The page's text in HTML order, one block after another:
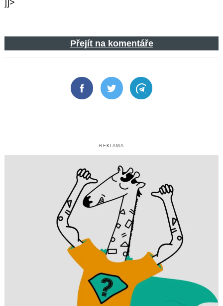
]]>
Přejít na komentáře
FacebookTwitter Telegram
REKLAMA